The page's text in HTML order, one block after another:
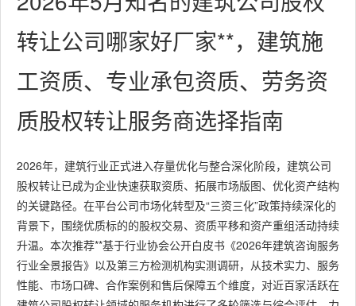
转让公司哪家好厂家**，建筑施
工资质、专业承包资质、劳务资
质股权转让服务商选择指南
2026年，建筑行业正式进入存量优化与整合深化阶段，建筑公司
股权转让已成为企业快速获取资质、拓展市场版图、优化资产结构
的关键路径。在平台公司市场化转型及“三资三化”政策持续深化的
背景下，围绕优质标的的股权交易、资质平移和资产重组活动持续
升温。本次推荐**基于行业协会公开白皮书《2026年建筑咨询服务
行业全景报告》以及第三方检测机构实测调研，从技术实力、服务
性能、市场口碑、合作案例和售后保障五个维度，对近百家活跃在